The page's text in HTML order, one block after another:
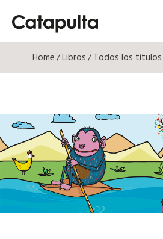
Home/Libros/Todos los títulos